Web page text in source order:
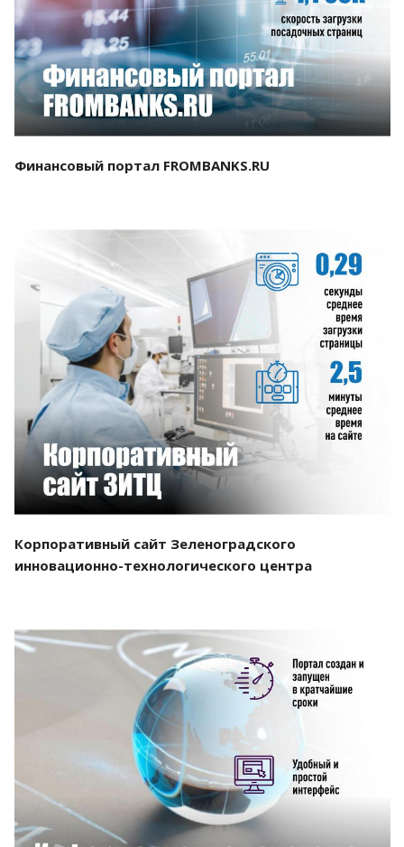
Смотреть проект
Финансовый портал FROMBANKS.RU
Смотреть проект
Корпоративный сайт Зеленоградского
инновационно-технологического центра
Смотреть проект